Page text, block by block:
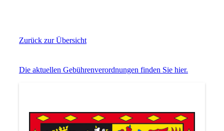
Zurück zur Übersicht
Die aktuellen Gebührenverordnungen finden Sie hier.